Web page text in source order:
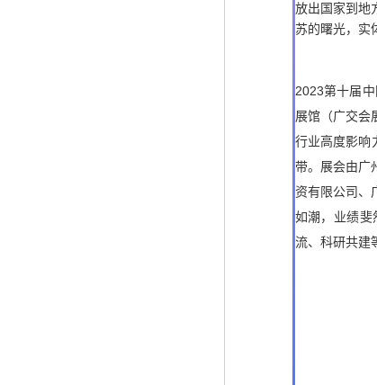
放出国家到地
苏的曙光，实
2023第十届
展馆（广交会
行业高度影响
带。展会由广
资有限公司、
如潮，业绩斐
流、科研共建